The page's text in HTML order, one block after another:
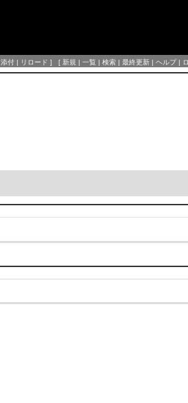
添付 | リロード ] [ 新規 | 一覧 | 検索 | 最終更新 | ヘルプ|